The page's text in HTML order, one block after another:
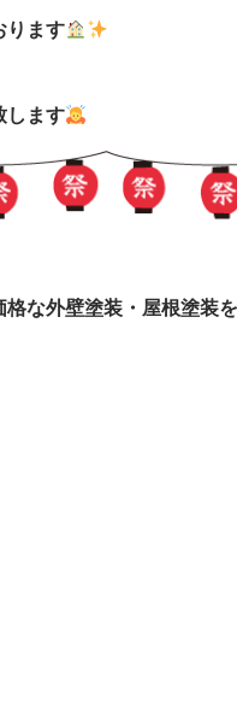
ります
します
な外壁塗装・ 屋根塗装